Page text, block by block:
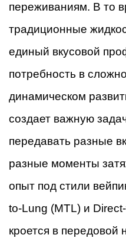
переживаниям. В то
традиционные
единый вкусовой
потребность в
динамическом
создает важную
передавать разные
разные моменты
опыт под стили
to-Lung (MTL) и
кроется в передовой